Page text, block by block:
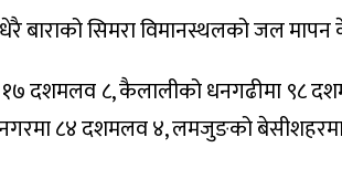
बाराको सिमरा विमानस्थलको जल मापन
१७ दशमलव ८, कैलालीको धनगढीमा ९८
८४ दशमलव ४, लमजुङको बेसीशहरमा